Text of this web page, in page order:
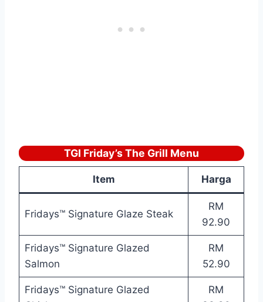
TGI Friday’s The Grill Menu
Item Harga
Fridays™ Signature Glaze Steak
RM
92.90
Fridays™ Signature Glazed
Salmon
RM
52.90
Fridays™ Signature Glazed
RM